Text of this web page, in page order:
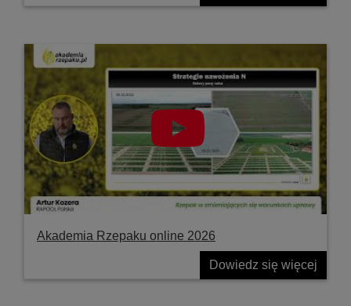
Akademia Rzepaku online 2026
Dowiedz się więcej